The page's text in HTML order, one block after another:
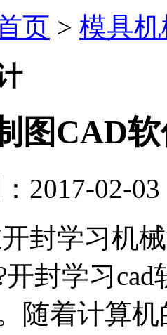
页 > 模具
图CAD
2017-02-03
学习机械
开封学习
随着计算